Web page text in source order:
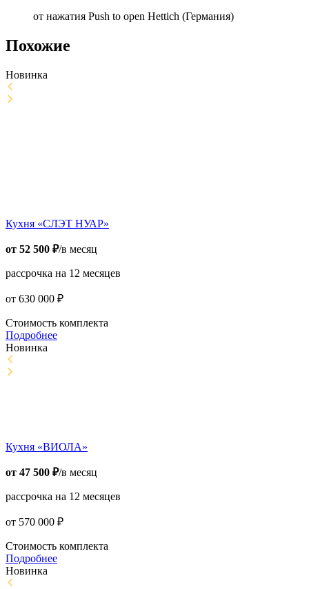
от нажатия Push to open Hettich (Германия)
Похожие
Новинка
Кухня «СЛЭТ НУАР»
от 52 500 ₽/в месяц
рассрочка на 12 месяцев
от 630 000 ₽
Стоимость комплекта
Подробнее
Новинка
Кухня «ВИОЛА»
от 47 500 ₽/в месяц
рассрочка на 12 месяцев
от 570 000 ₽
Стоимость комплекта
Подробнее
Новинка